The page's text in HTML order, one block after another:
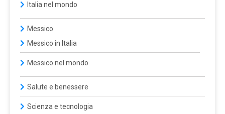
Italia nel mondo
Messico
Messico in Italia
Messico nel mondo
Salute e benessere
Scienza e tecnologia